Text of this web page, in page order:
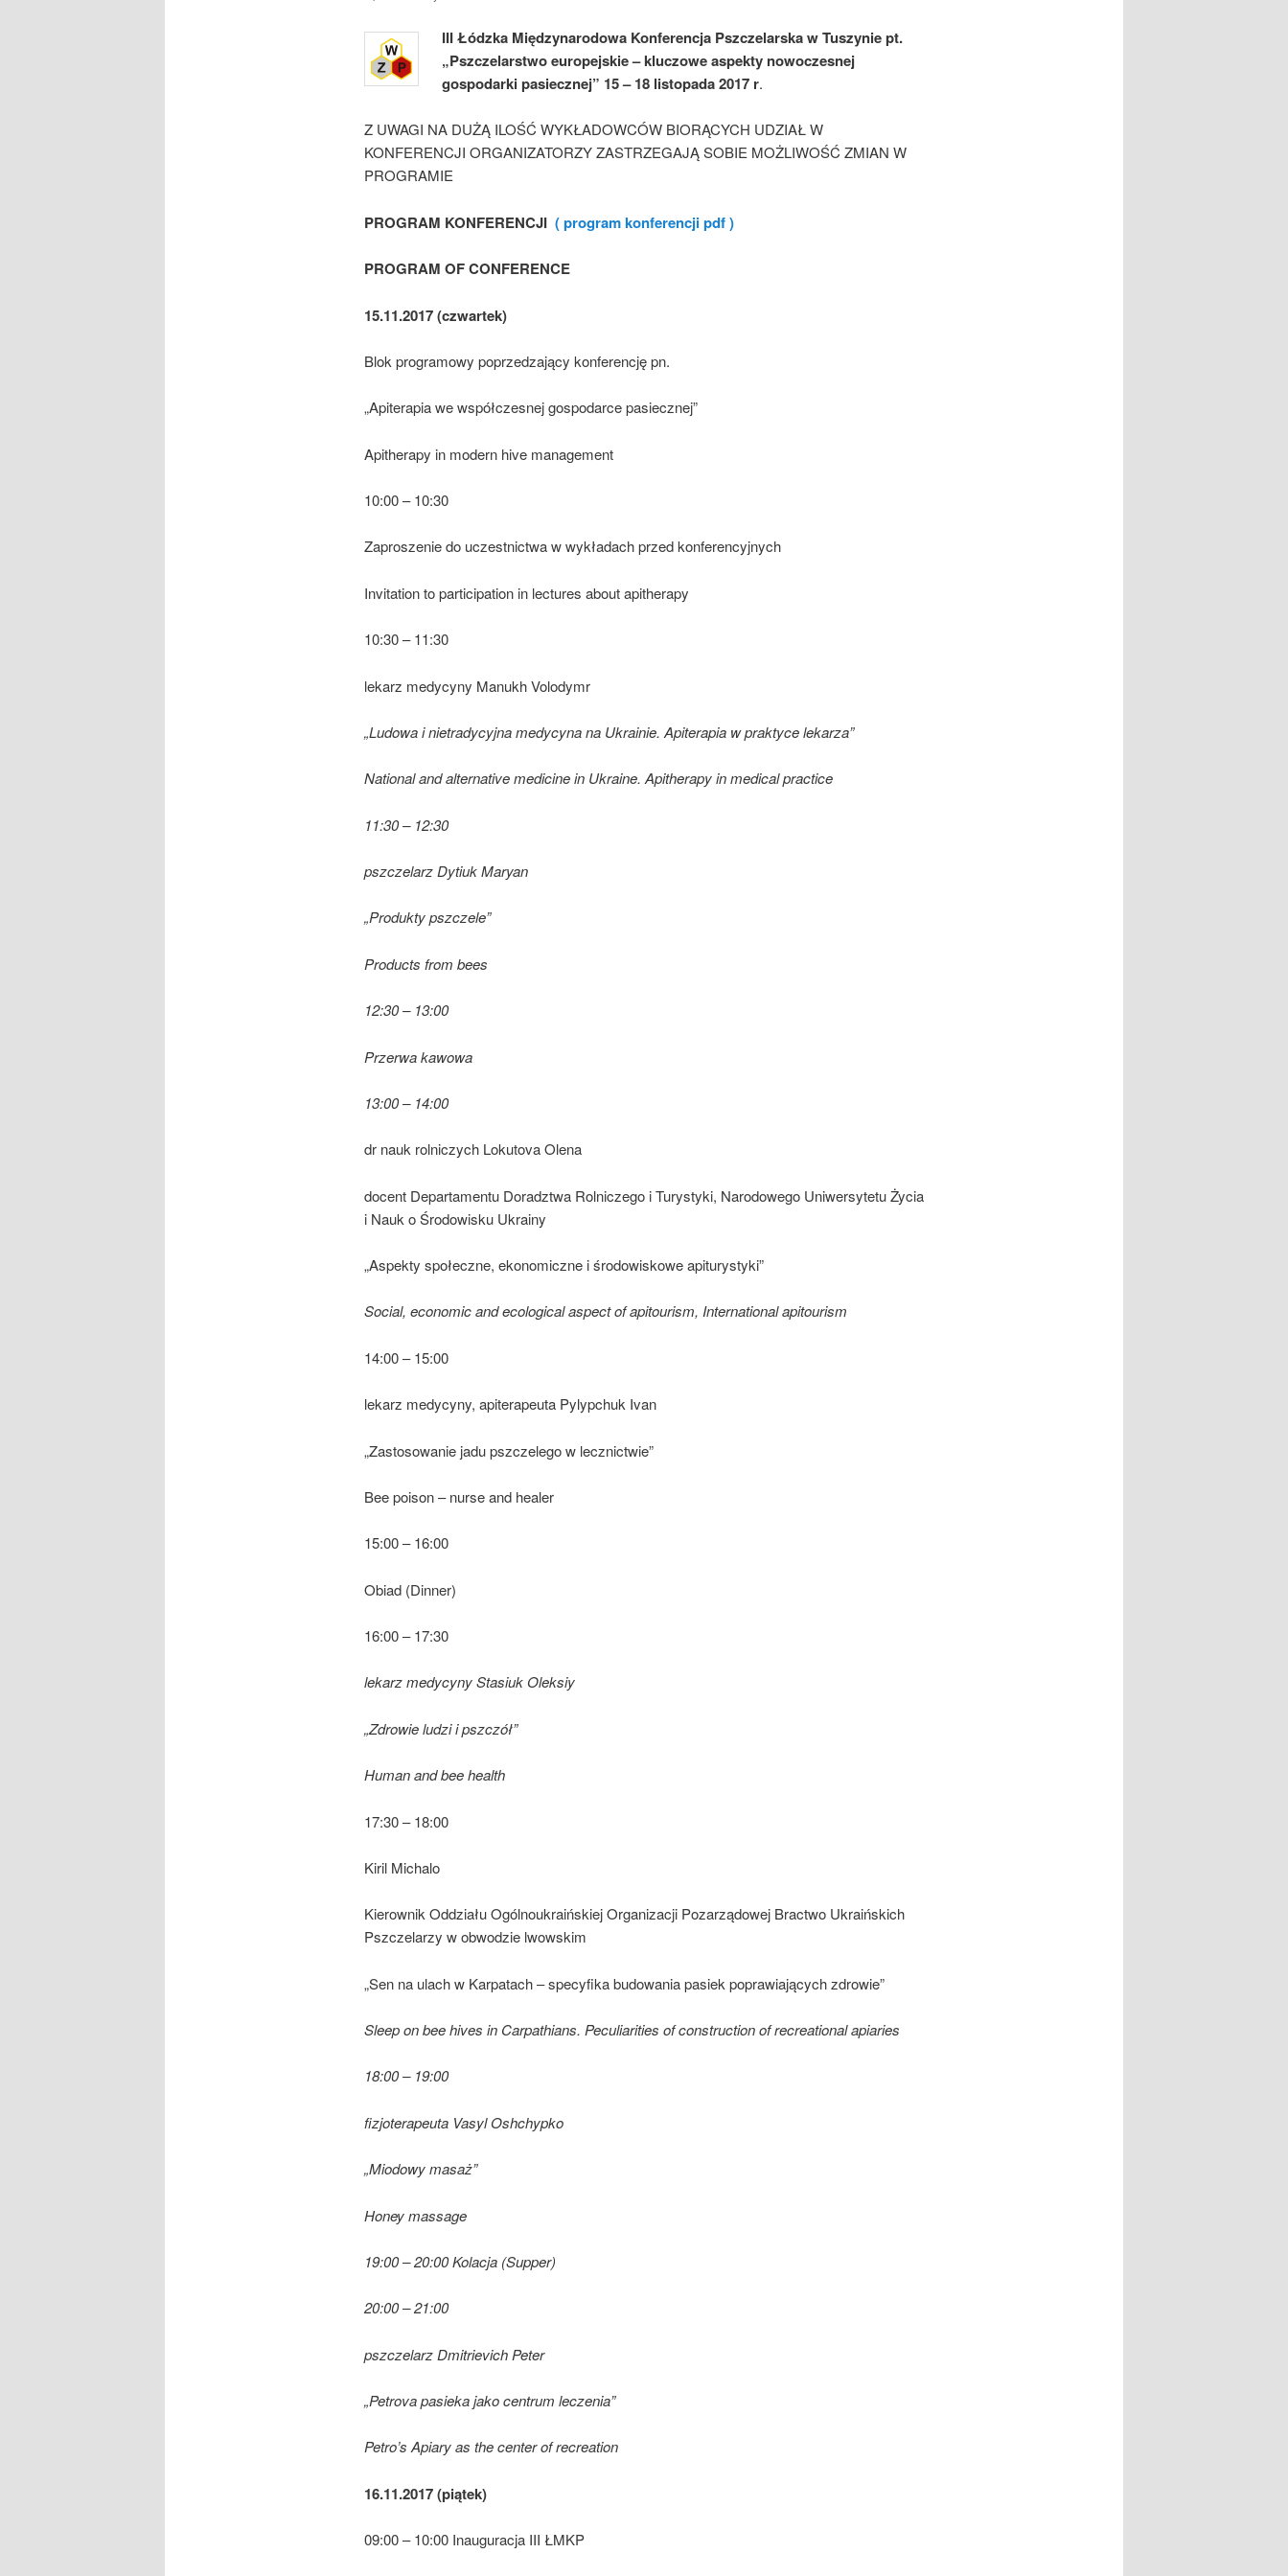
III Łódzka Międzynarodowa Konferencja Pszczelarska w Tuszyniept.
„Pszczelarstwo europejskie – kluczowe aspekty nowoczesnej
gospodarki pasiecznej” 15 – 18 listopada 2017 r.
Z UWAGI NA DUŻĄ ILOŚĆ WYKŁADOWCÓW BIORĄCYCH UDZIAŁ W
KONFERENCJI ORGANIZATORZY ZASTRZEGAJĄ SOBIE MOŻLIWOŚĆ ZMIAN W
PROGRAMIE
PROGRAM KONFERENCJI ( program konferencji pdf )
PROGRAM OF CONFERENCE
15.11.2017 (czwartek)
Blok programowy poprzedzający konferencję pn.
„Apiterapia we współczesnej gospodarce pasiecznej”
Apitherapy in modern hive management
10:00 – 10:30
Zaproszenie do uczestnictwa w wykładach przed konferencyjnych
Invitation to participation in lectures about apitherapy
10:30 – 11:30
lekarz medycyny Manukh Volodymr
„Ludowa i nietradycyjna medycyna na Ukrainie. Apiterapia w praktyce lekarza”
National and alternative medicine in Ukraine. Apitherapy in medical practice
11:30 – 12:30
pszczelarz Dytiuk Maryan
„Produkty pszczele”
Products from bees
12:30 – 13:00
Przerwa kawowa
13:00 – 14:00
dr nauk rolniczych Lokutova Olena
docent Departamentu Doradztwa Rolniczego i Turystyki, Narodowego Uniwersytetu Życia
i Nauk o Środowisku Ukrainy
„Aspekty społeczne, ekonomiczne i środowiskowe apiturystyki”
Social, economic and ecological aspect of apitourism, International apitourism
14:00 – 15:00
lekarz medycyny, apiterapeuta Pylypchuk Ivan
„Zastosowanie jadu pszczelego w lecznictwie”
Bee poison – nurse and healer
15:00 – 16:00
Obiad (Dinner)
16:00 – 17:30
lekarz medycyny Stasiuk Oleksiy
„Zdrowie ludzi i pszczół”
Human and bee health
17:30 – 18:00
Kiril Michalo
Kierownik Oddziału Ogólnoukraińskiej Organizacji Pozarządowej Bractwo Ukraińskich
Pszczelarzy w obwodzie lwowskim
„Sen na ulach w Karpatach – specyfika budowania pasiek poprawiających zdrowie”
Sleep on bee hives in Carpathians. Peculiarities of construction of recreational apiaries
18:00 – 19:00
fizjoterapeuta Vasyl Oshchypko
„Miodowy masaż”
Honey massage
19:00 – 20:00 Kolacja (Supper)
20:00 – 21:00
pszczelarz Dmitrievich Peter
„Petrova pasieka jako centrum leczenia”
Petro’s Apiary as the center of recreation
16.11.2017 (piątek)
09:00 – 10:00 Inauguracja III ŁMKP